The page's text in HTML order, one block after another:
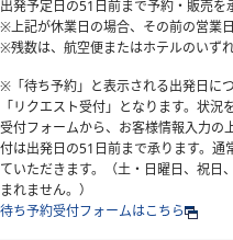
出発予定日の51日前まで予約・販売を
※上記が休業日の場合、その前の営業日
※残数は、航空便またはホテルのいず
※「待ち予約」と表示される出発日に
「リクエスト受付」となります。状
受付フォームから、お客様情報入力の
付は出発日の51日前まで承ります。
ていただきます。（土・日曜日、祝
まれません。）
待ち予約受付フォームはこちら